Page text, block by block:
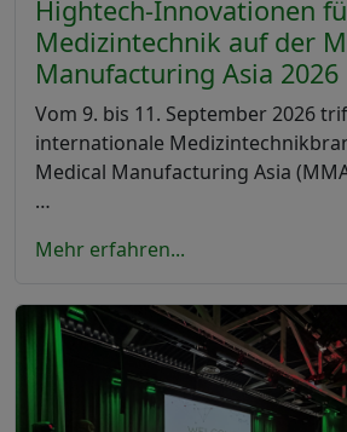
Hightech-Innovationen
Medizintechnik auf der
Manufacturing Asia 2026
Vom 9. bis 11. September 2026
internationale
Medical Manufacturing Asia
…
Mehr erfahren...